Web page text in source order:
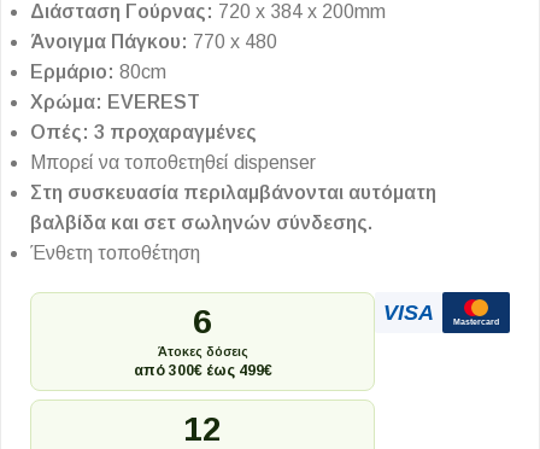
Διάσταση Γούρνας: 720 x 384 x 200mm
Άνοιγμα Πάγκου: 770 x 480
Ερμάριο: 80cm
Χρώμα: EVEREST
Οπές: 3 προχαραγμένες
Μπορεί να τοποθετηθεί dispenser
Στη συσκευασία περιλαμβάνονται αυτόματη
βαλβίδα και σετ σωληνών σύνδεσης.
Ένθετη τοποθέτηση
6
Άτοκες δόσεις
από 300€ έως 499€
12
VISA Mastercard